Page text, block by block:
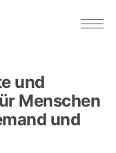
und
Menschen
und